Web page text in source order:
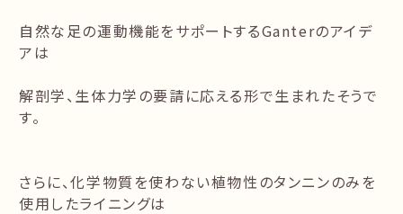
自然な足の運動機能をサポートするGanterのアイデ
アは
解剖学、生体力学の要請に応える形で生まれたそうで
す。
さらに、化学物質を使わない植物性のタンニンのみを
使用したライニングは